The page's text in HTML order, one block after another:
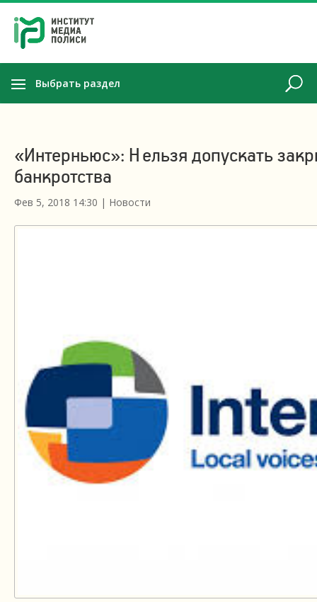
Выбрать раздел
«Интерньюс»: Нельзя допускать
банкротства
Фев 5, 2018 14:30 | Новости